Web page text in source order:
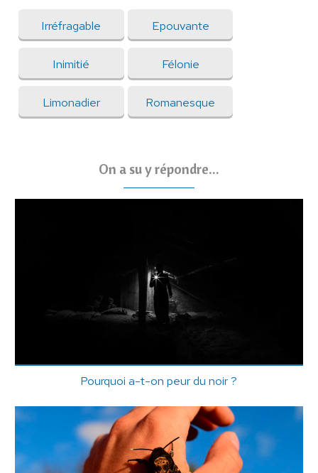
Irréfragable Epouvante
Inimitié Félonie
Limonadier Romanesque
On a su y répondre...
Pourquoi a-t-on peur du noir ?